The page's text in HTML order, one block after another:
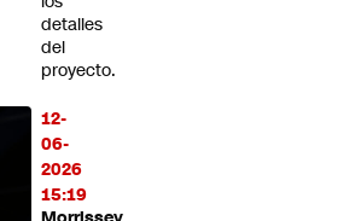
detalles
del
proyecto.
12-
06-
2026
15:19